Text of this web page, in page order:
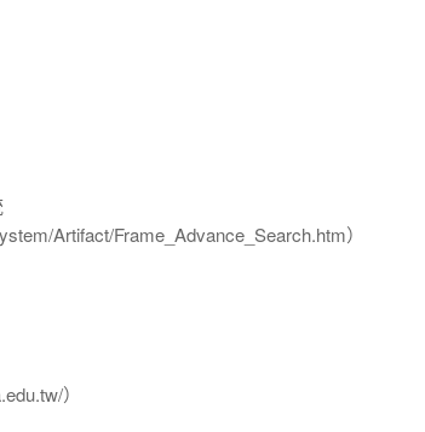
Artifact/Frame_Advance_Search.htm）
）